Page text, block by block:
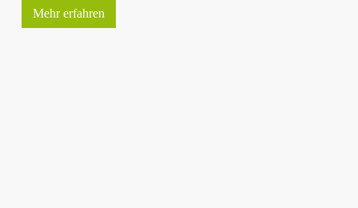
Mehr erfahren